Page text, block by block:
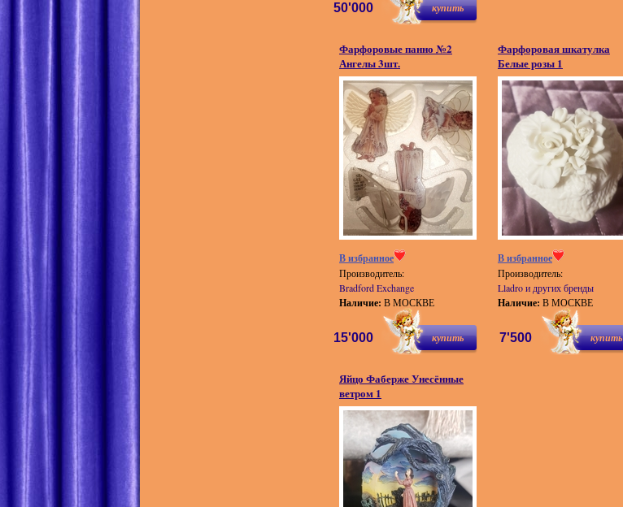
купить
50'000
Фарфоровые панно №2
Ангелы 3шт.
В избранное
Производитель:
Bradford Exchange
Наличие: В МОСКВЕ
купить
15'000
Фарфоровая шкатулка
Белые розы 1
В избранное
Производитель:
Lladro и других бренды
Наличие: В МОСКВЕ
купить
7'500
Яйцо Фаберже Унесённые
ветром 1